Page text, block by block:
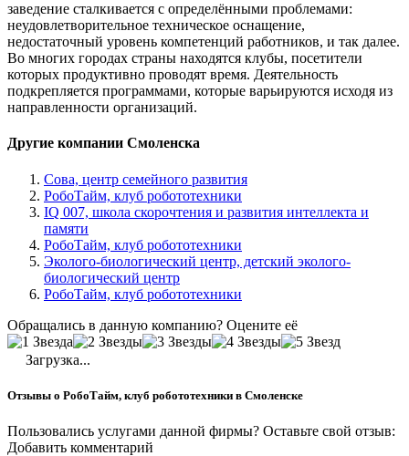
заведение сталкивается с определёнными проблемами:
неудовлетворительное техническое оснащение,
недостаточный уровень компетенций работников, и так далее.
Во многих городах страны находятся клубы, посетители
которых продуктивно проводят время. Деятельность
подкрепляется программами, которые варьируются исходя из
направленности организаций.
Другие компании Смоленска
Сова, центр семейного развития
РобоТайм, клуб робототехники
IQ 007, школа скорочтения и развития интеллекта и
памяти
РобоТайм, клуб робототехники
Эколого-биологический центр, детский эколого-
биологический центр
РобоТайм, клуб робототехники
Обращались в данную компанию? Оцените её
Загрузка...
Отзывы о РобоТайм, клуб робототехники в Смоленске
Пользовались услугами данной фирмы? Оставьте свой отзыв:
Добавить комментарий